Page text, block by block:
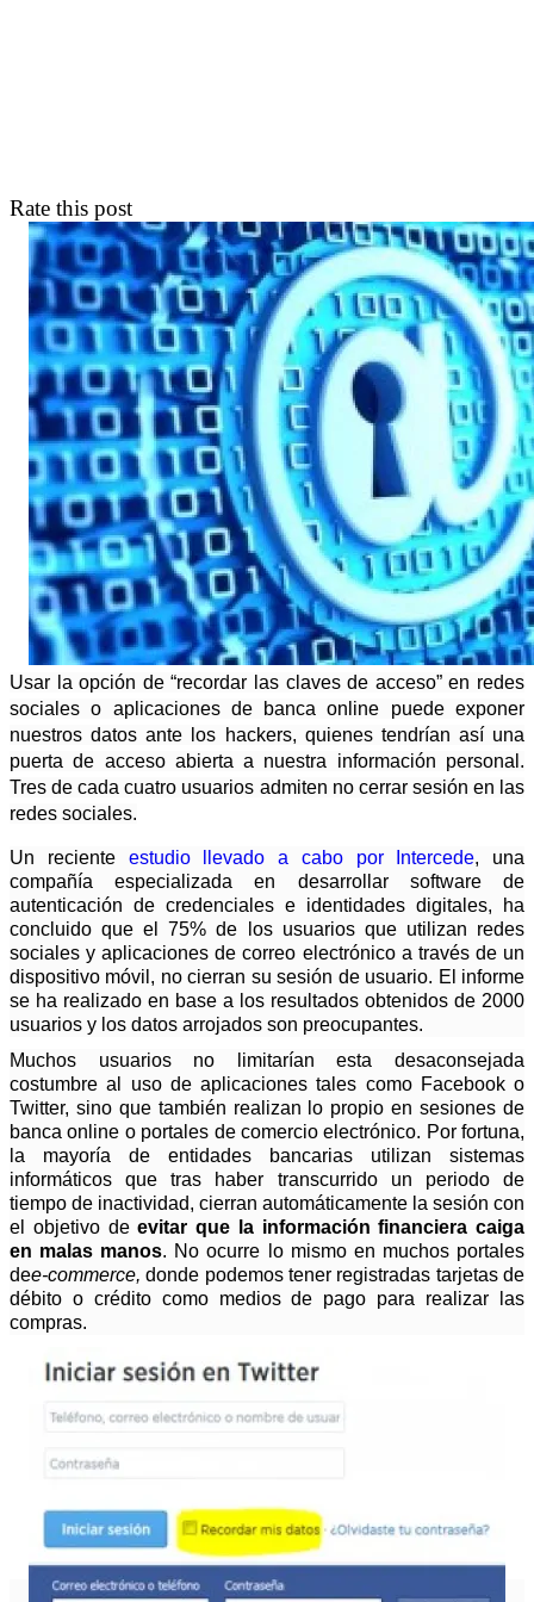
Rate this post
Usar la opción de “recordar las claves de acceso” en redes
sociales o aplicaciones de banca online puede exponer
nuestros datos ante los hackers, quienes tendrían así una
puerta de acceso abierta a nuestra información personal.
Tres de cada cuatro usuarios admiten no cerrar sesión en las
redes sociales.
Un reciente estudio llevado a cabo por Intercede, una
compañía especializada en desarrollar software de
autenticación de credenciales e identidades digitales, ha
concluido que el 75% de los usuarios que utilizan redes
sociales y aplicaciones de correo electrónico a través de un
dispositivo móvil, no cierran su sesión de usuario. El informe
se ha realizado en base a los resultados obtenidos de 2000
usuarios y los datos arrojados son preocupantes.
Muchos usuarios no limitarían esta desaconsejada
costumbre al uso de aplicaciones tales como Facebook o
Twitter, sino que también realizan lo propio en sesiones de
banca online o portales de comercio electrónico. Por fortuna,
la mayoría de entidades bancarias utilizan sistemas
informáticos que tras haber transcurrido un periodo de
tiempo de inactividad, cierran automáticamente la sesión con
el objetivo deevitar que la información financiera caiga
en malas manos. No ocurre lo mismo en muchos portales
dee-commerce, donde podemos tener registradas tarjetas de
débito o crédito como medios de pago para realizar las
compras.